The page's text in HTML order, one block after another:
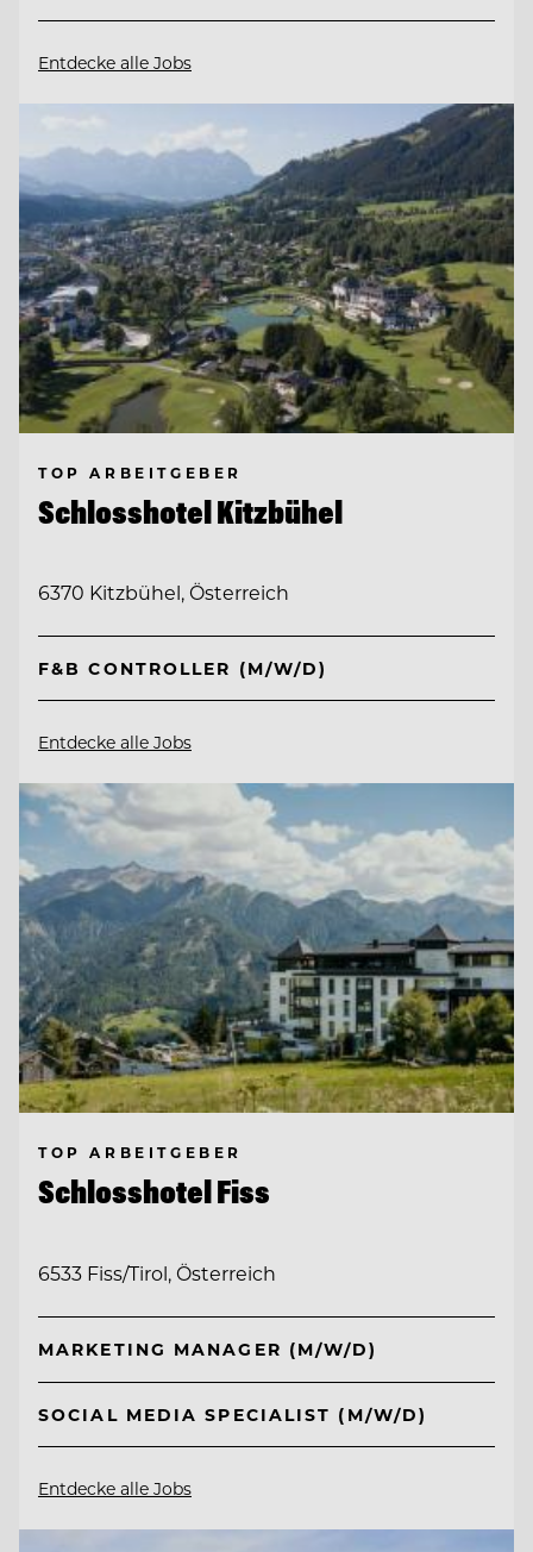
Entdecke alle Jobs
TOP ARBEITGEBER
Schlosshotel Kitzbühel
6370 Kitzbühel, Österreich
F&B CONTROLLER (M/W/D)
Entdecke alle Jobs
TOP ARBEITGEBER
Schlosshotel Fiss
6533 Fiss/Tirol, Österreich
MARKETING MANAGER (M/W/D)
SOCIAL MEDIA SPECIALIST (M/W/D)
Entdecke alle Jobs